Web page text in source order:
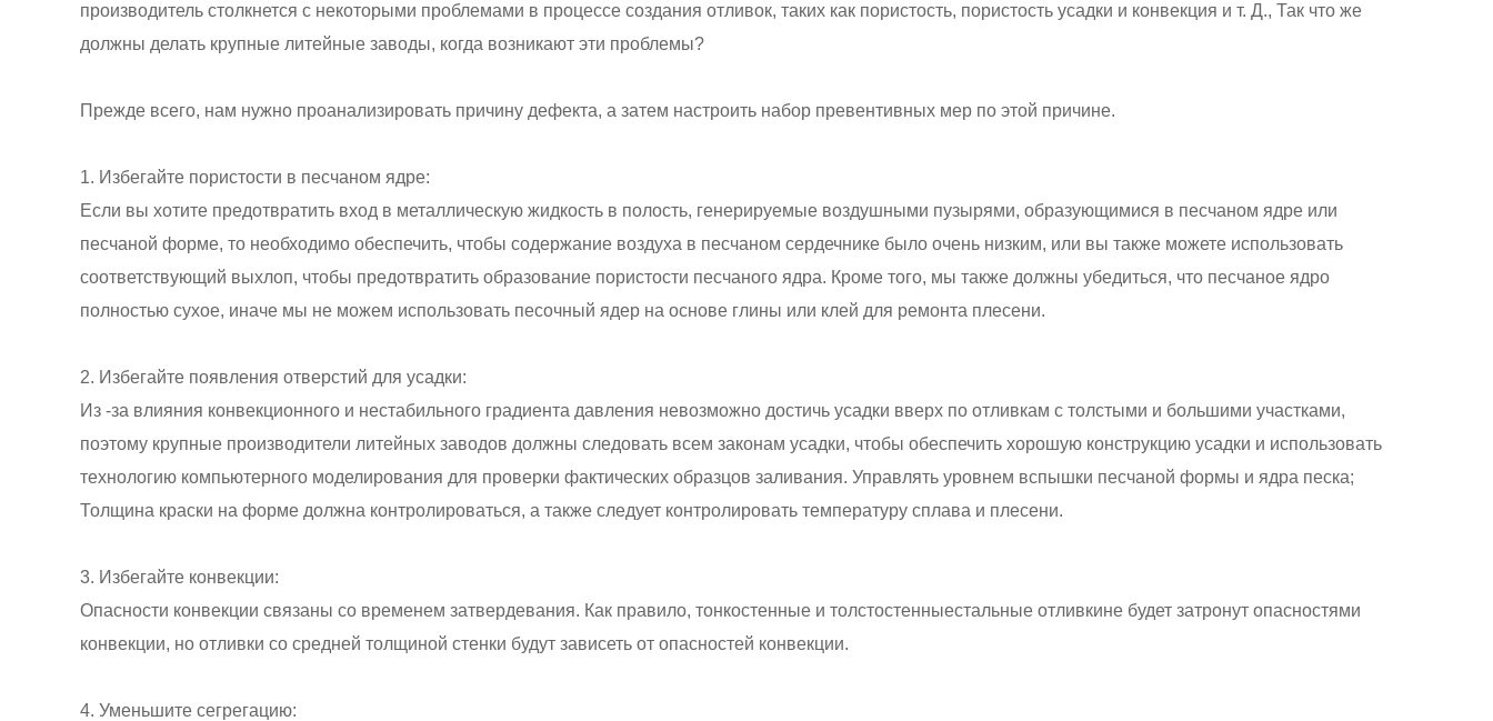
производитель столкнется с некоторыми проблемами в процессе создания отливок, таких как пористость, пористость усадки и конвекция и т. Д., Так что же
должны делать крупные литейные заводы, когда возникают эти проблемы?
Прежде всего, нам нужно проанализировать причину дефекта, а затем настроить набор превентивных мер по этой причине.
1. Избегайте пористости в песчаном ядре:
Если вы хотите предотвратить вход в металлическую жидкость в полость, генерируемые воздушными пузырями, образующимися в песчаном ядре или
песчаной форме, то необходимо обеспечить, чтобы содержание воздуха в песчаном сердечнике было очень низким, или вы также можете использовать
соответствующий выхлоп, чтобы предотвратить образование пористости песчаного ядра. Кроме того, мы также должны убедиться, что песчаное ядро ​​
полностью сухое, иначе мы не можем использовать песочный ядер на основе глины или клей для ремонта плесени.
2. Избегайте появления отверстий для усадки:
Из -за влияния конвекционного и нестабильного градиента давления невозможно достичь усадки вверх по отливкам с толстыми и большими участками,
поэтому крупные производители литейных заводов должны следовать всем законам усадки, чтобы обеспечить хорошую конструкцию усадки и использовать
технологию компьютерного моделирования для проверки фактических образцов заливания. Управлять уровнем вспышки песчаной формы и ядра песка;
Толщина краски на форме должна контролироваться, а также следует контролировать температуру сплава и плесени.
3. Избегайте конвекции:
Опасности конвекции связаны со временем затвердевания. Как правило, тонкостенные и толстостенныестальные отливкине будет затронут опасностями
конвекции, но отливки со средней толщиной стенки будут зависеть от опасностей конвекции.
4. Уменьшите сегрегацию: